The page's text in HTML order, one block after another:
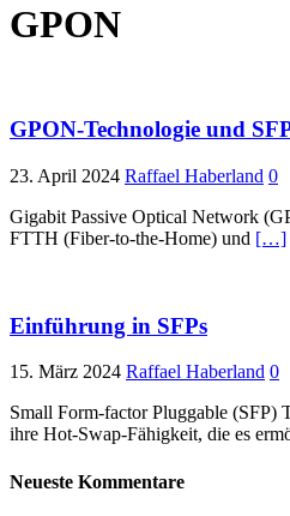
GPON
GPON-Technologie und
23. April 2024 Raffael Haberland 0
Gigabit Passive Optical Network
FTTH (Fiber-to-the-Home) und […]
Einführung in SFPs
15. März 2024 Raffael Haberland 0
Small Form-factor Pluggable (SFP)
ihre Hot-Swap-Fähigkeit, die es
Neueste Kommentare